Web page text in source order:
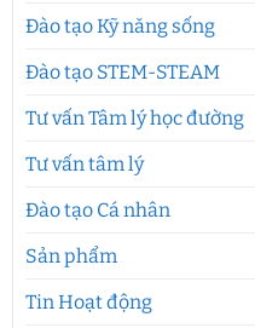
Đào tạo Kỹ năng sống
Đào tạo STEM-STEAM
Tư vấn Tâm lý học đường
Tư vấn tâm lý
Đào tạo Cá nhân
Sản phẩm
Tin Hoạt động